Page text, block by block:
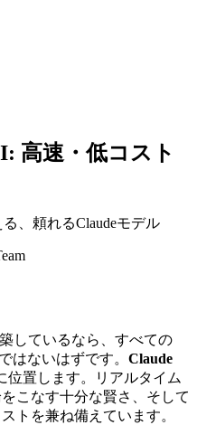
高速・低コスト
、頼れるClaudeモデル
しているなら、すべての
はないはずです。 Claude
位置します。リアルタイム
こなす十分な賢さ、そして
トを兼ね備えています。